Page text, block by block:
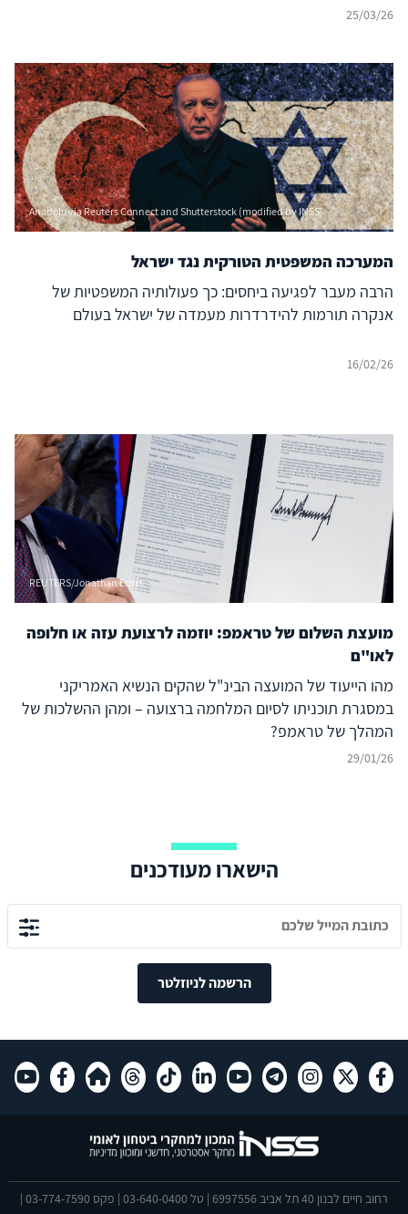
25/03/26
Anadolu via Reuters Connect and Shutterstock (modified by INSS)
המערכה המשפטית הטורקית נגד ישראל
הרבה מעבר לפגיעה ביחסים: כך פעולותיה המשפטיות של
אנקרה תורמות להידרדרות מעמדה של ישראל בעולם
16/02/26
REUTERS/Jonathan Ernst
מועצת השלום של טראמפ: יוזמה לרצועת עזה או חלופה
לאו"ם
מהו הייעוד של המועצה הבינ"ל שהקים הנשיא האמריקני
במסגרת תוכניתו לסיום המלחמה ברצועה – ומהן ההשלכות של
המהלך של טראמפ?
29/01/26
הישארו מעודכנים
הרשמה לניוזלטר
רחוב חיים לבנון 40 תל אביב 6997556 | טל 03-640-0400 | פקס 03-774-7590 |